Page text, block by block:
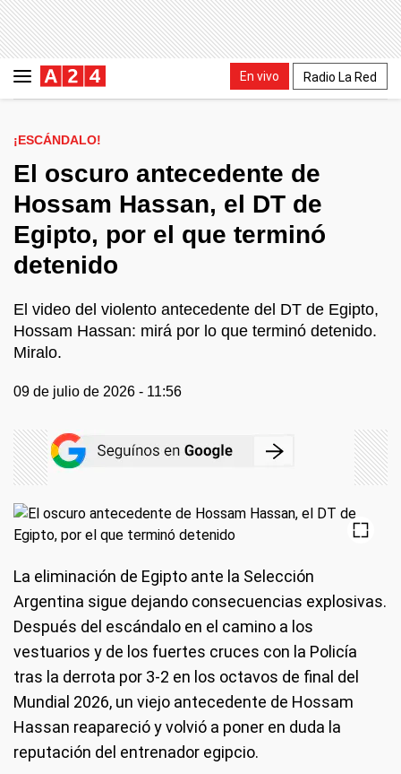
En vivo Radio La Red
¡ESCÁNDALO!
El oscuro antecedente de
Hossam Hassan, el DT de
Egipto, por el que terminó
detenido
El video del violento antecedente del DT de Egipto,
Hossam Hassan: mirá por lo que terminó detenido.
Miralo.
09 de julio de 2026 - 11:56
La eliminación de Egipto ante la Selección
Argentina sigue dejando consecuencias explosivas.
Después del escándalo en el camino a los
vestuarios y de los fuertes cruces con la Policía
tras la derrota por 3-2 en los octavos de final del
Mundial 2026, un viejo antecedente de Hossam
Hassan reapareció y volvió a poner en duda la
reputación del entrenador egipcio.